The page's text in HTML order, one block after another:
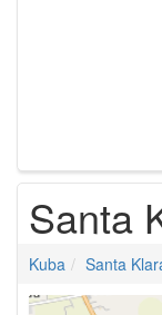
Santa
Kuba Santa